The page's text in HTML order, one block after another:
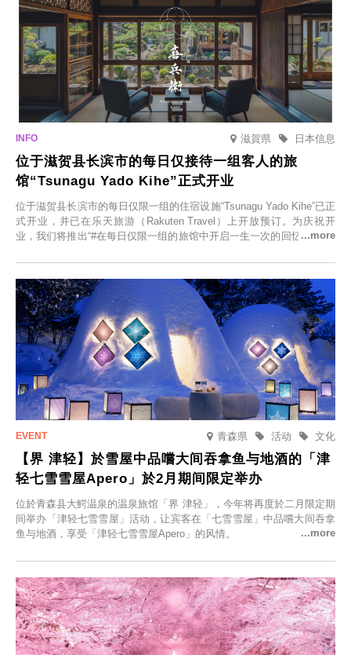
滋賀県 日本信息
位于滋贺县长滨市的每日仅接待一组客人的旅
馆“Tsunagu Yado Kihe”正式开业
位于滋贺县长滨市的每日仅限一组的住宿设施“Tsunagu Yado Kihe”已正
式开业，并已在乐天旅游（Rakuten Travel）上开放预订。为庆祝开
业，我们将推出“#在每日仅限一组的旅馆中开启一生一次的回忆之旅”活
在此与重要之人共度一段难忘的特别时光。
青森県 文化
活动
【界 津轻】於雪屋中品嚐大间吞拿鱼与地酒的「津
轻七雪雪屋Apero」於2月期间限定举办
位於青森县大鰐温泉的温泉旅馆「界 津轻」，今年将再度於二月限定期
间举办「津轻七雪雪屋」活动，让宾客在「七雪雪屋」中品嚐大间吞拿
鱼与地酒，享受「津轻七雪雪屋Apero」的风情。